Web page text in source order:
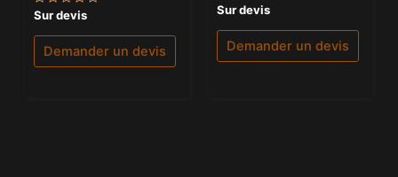
Note
0
sur
Sur devis
Demander un devis
Note
0
sur
Sur devis
Demander un devis